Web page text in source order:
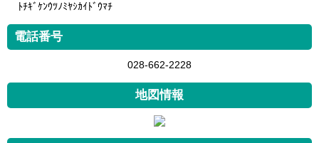
ﾄﾁｷﾞｹﾝｳﾂﾉﾐﾔｼｶｲﾄﾞｳﾏﾁ
電話番号
028-662-2228
地図情報